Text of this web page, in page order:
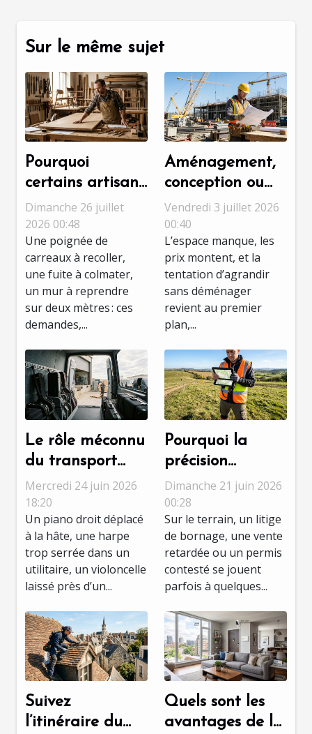
Sur le même sujet
Pourquoi
certains artisans
refusent les
petits travaux,
décryptage d’un
choix
stratégique
Dimanche 26 juillet
2026 00:48
Une poignée de
carreaux à recoller,
une fuite à colmater,
un mur à reprendre
sur deux mètres : ces
demandes,...
Aménagement,
conception ou
chantier : quelle
étape révèle
vraiment le
talent ?
Vendredi 3 juillet 2026
00:40
L’espace manque, les
prix montent, et la
tentation d’agrandir
sans déménager
revient au premier
plan,...
Le rôle méconnu
du transport
adapté dans la
préservation des
instruments de
musique
Mercredi 24 juin 2026
18:20
Un piano droit déplacé
à la hâte, une harpe
trop serrée dans un
utilitaire, un violoncelle
laissé près d’un...
Pourquoi la
précision
topographique
fait la différence
dans les
expertises
foncières
Dimanche 21 juin 2026
00:28
Sur le terrain, un litige
de bornage, une vente
retardée ou un permis
contesté se jouent
parfois à quelques...
Suivez
l’itinéraire du
Quels sont les
avantages de la